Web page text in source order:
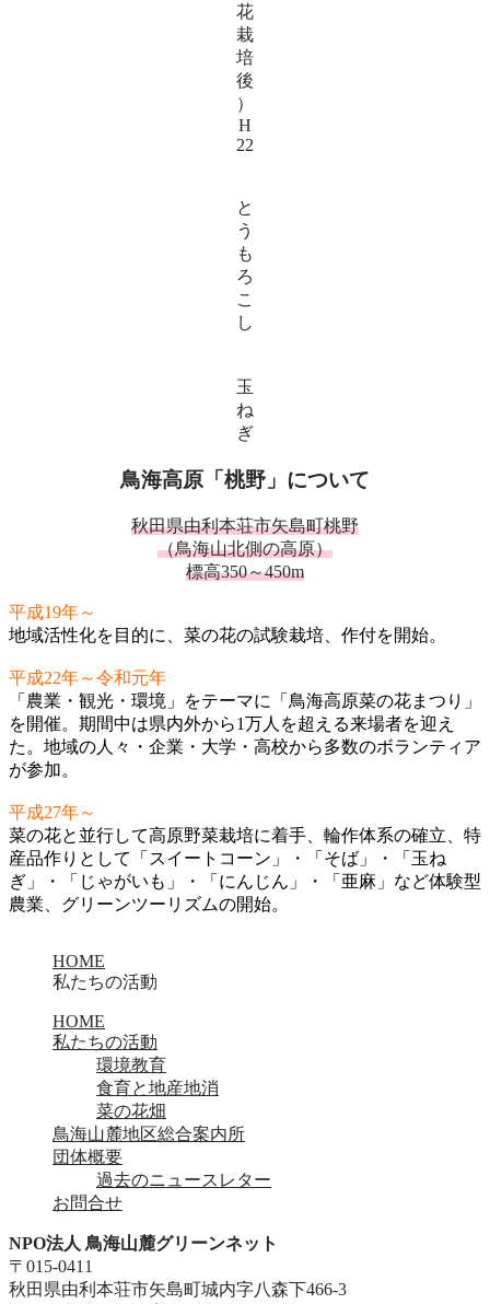
花
栽
培
後
）
H
22
と
う
も
ろ
こ
し
玉
ね
ぎ
鳥海高原「桃野」について
秋田県由利本荘市矢島町桃野
（鳥海山北側の高原）
標高350～450m
平成19年～
地域活性化を目的に、菜の花の試験栽培、作付を開始。
平成22年～令和元年
「農業・観光・環境」をテーマに「鳥海高原菜の花まつり」
を開催。期間中は県内外から1万人を超える来場者を迎え
た。地域の人々・企業・大学・高校から多数のボランティア
が参加。
平成27年～
菜の花と並行して高原野菜栽培に着手、輪作体系の確立、特
産品作りとして「スイートコーン」・「そば」・「玉ね
ぎ」・「じゃがいも」・「にんじん」・「亜麻」など体験型
農業、グリーンツーリズムの開始。
HOME
私たちの活動
HOME
私たちの活動
環境教育
食育と地産地消
菜の花畑
鳥海山麓地区総合案内所
団体概要
過去のニュースレター
お問合せ
NPO法人 鳥海山麓グリーンネット
〒015-0411
秋田県由利本荘市矢島町城内字八森下466-3